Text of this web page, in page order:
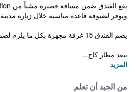
ويوفر لضيوفه قاعدة مناسبة خلال زيارة
يضم الفندق 15 غرفة مجهزة بكل ما يلزم لضمان إقامة مريحة.
يبعد مطار كاج...
المزيد
من الجيد أن تعلم